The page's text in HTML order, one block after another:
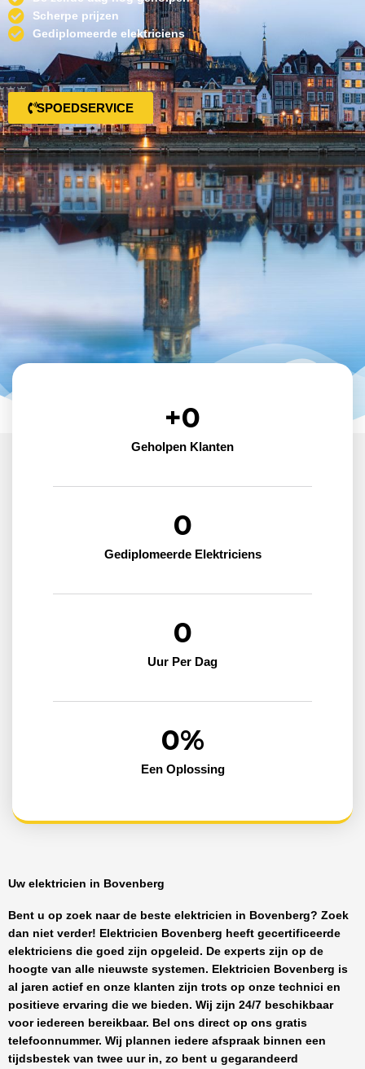
Scherpe prijzen
Gediplomeerde elektriciens
SPOEDSERVICE
Geholpen Klanten
+0
Gediplomeerde Elektriciens
0
Uur Per Dag
0
Een Oplossing
0%
Uw elektricien in Bovenberg
Bent u op zoek naar de beste elektricien in Bovenberg? Zoek
dan niet verder! Elektricien Bovenberg heeft gecertificeerde
elektriciens die goed zijn opgeleid. De experts zijn op de
hoogte van alle nieuwste systemen. Elektricien Bovenberg is
al jaren actief en onze klanten zijn trots op onze technici en
positieve ervaring die we bieden. Wij zijn 24/7 beschikbaar
voor iedereen bereikbaar. Bel ons direct op ons gratis
telefoonnummer. Wij plannen iedere afspraak binnen een
tijdsbestek van twee uur in, zo bent u gegarandeerd